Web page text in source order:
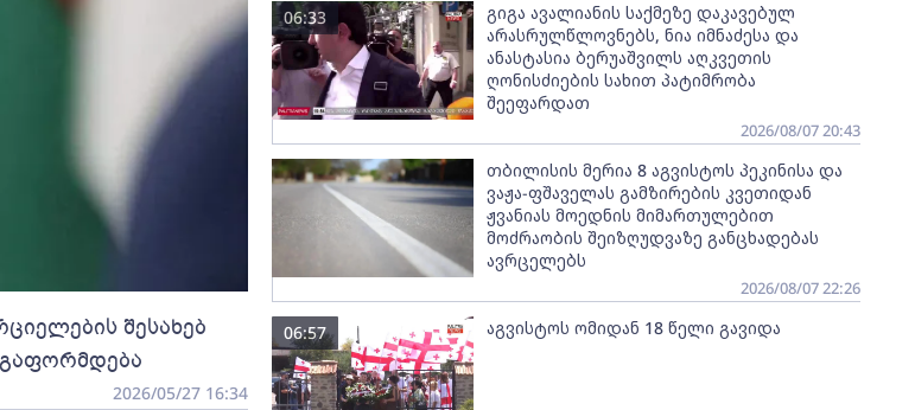
შესახებ
2026/05/27 16:34
გიგა ავალიანის საქმეზე დაკავებულ
არასრულწლოვნებს, ნია იმნაძესა და
ანასტასია ბერუაშვილს აღკვეთის
ღონისძიების სახით პატიმრობა
შეეფარდათ
06:33
2026/08/07 20:43
თბილისის მერია 8 აგვისტოს პეკინისა და
ვაჟა-ფშაველას გამზირების კვეთიდან
ჟვანიას მოედნის მიმართულებით
მოძრაობის შეიზღუდვაზე განცხადებას
ავრცელებს
2026/08/07 22:26
აგვისტოს ომიდან 18 წელი გავიდა
06:57